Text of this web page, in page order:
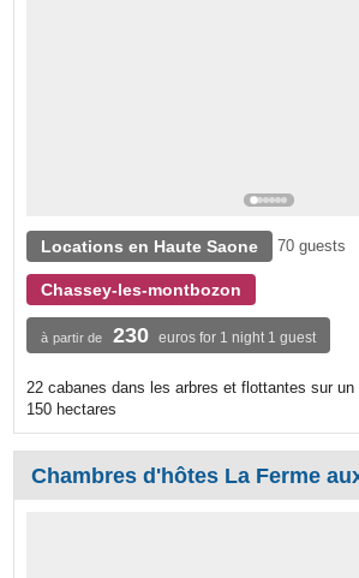
Locations en Haute Saone 70 guests
Chassey-les-montbozon
à partir de 230 euros for 1 night 1 guest
22 cabanes dans les arbres et flottantes sur un
150 hectares